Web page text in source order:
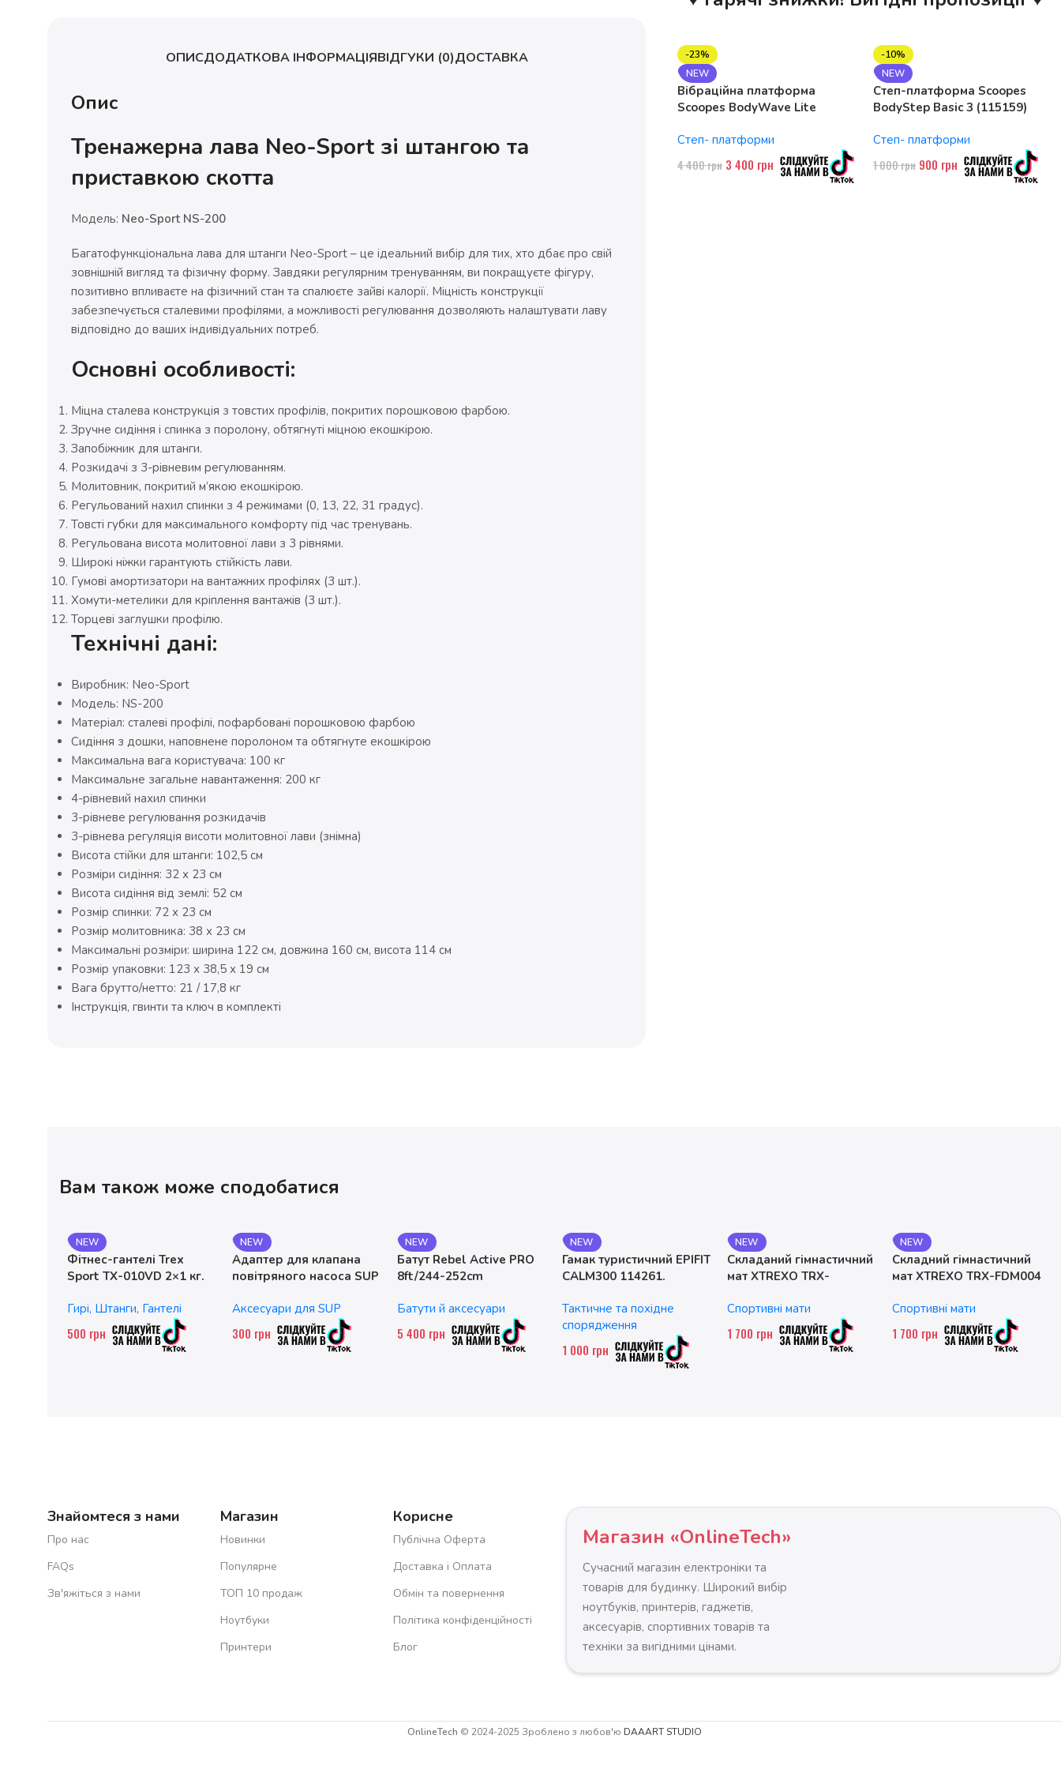
ОПИСДОДАТКОВА ІНФОРМАЦІЯВІДГУКИ (0)ДОСТАВКА
Опис
Тренажерна лава Neo-Sport зі штангою та
приставкою скотта
Модель: Neo-Sport NS-200
Багатофункціональна лава для штанги Neo-Sport – це ідеальний вибір для тих, хто дбає про свій
зовнішній вигляд та фізичну форму. Завдяки регулярним тренуванням, ви покращуєте фігуру,
позитивно впливаєте на фізичний стан та спалюєте зайві калорії. Міцність конструкції
забезпечується сталевими профілями, а можливості регулювання дозволяють налаштувати лаву
відповідно до ваших індивідуальних потреб.
Основні особливості:
Міцна сталева конструкція з товстих профілів, покритих порошковою фарбою.
Зручне сидіння і спинка з поролону, обтягнуті міцною екошкірою.
Запобіжник для штанги.
Розкидачі з 3-рівневим регулюванням.
Молитовник, покритий м’якою екошкірою.
Регульований нахил спинки з 4 режимами (0, 13, 22, 31 градус).
Товсті губки для максимального комфорту під час тренувань.
Регульована висота молитовної лави з 3 рівнями.
Широкі ніжки гарантують стійкість лави.
Гумові амортизатори на вантажних профілях (3 шт.).
Хомути-метелики для кріплення вантажів (3 шт.).
Торцеві заглушки профілю.
Технічні дані:
Виробник: Neo-Sport
Модель: NS-200
Матеріал: сталеві профілі, пофарбовані порошковою фарбою
Сидіння з дошки, наповнене поролоном та обтягнуте екошкірою
Максимальна вага користувача: 100 кг
Максимальне загальне навантаження: 200 кг
4-рівневий нахил спинки
3-рівневе регулювання розкидачів
3-рівнева регуляція висоти молитовної лави (знімна)
Висота стійки для штанги: 102,5 см
Розміри сидіння: 32 х 23 см
Висота сидіння від землі: 52 см
Розмір спинки: 72 х 23 см
Розмір молитовника: 38 х 23 см
Максимальні розміри: ширина 122 см, довжина 160 см, висота 114 см
Розмір упаковки: 123 х 38,5 х 19 см
Вага брутто/нетто: 21 / 17,8 кг
Інструкція, гвинти та ключ в комплекті
-23%
NEW
Вібраційна платформа
Scoopes BodyWave Lite
Степ- платформи
4 400грн 3 400 грн
-10%
NEW
Степ-платформа Scoopes
BodyStep Basic 3 (115159)
рівні
Степ- платформи
1 000грн 900 грн
Вам також може сподобатися
NEW
Фітнес-гантелі Trex
Sport TX-010VD 2×1 кг.
Гирі, Штанги, Гантелі
500 грн
NEW
Адаптер для клапана
повітряного насоса SUP
Аксесуари для SUP
300 грн
NEW
Батут Rebel Active PRO
8ft/244-252cm
Батути й аксесуари
5 400 грн
NEW
Гамак туристичний EPIFIT
CALM300 114261.
Тактичне та похідне
спорядження
1 000 грн
NEW
Складаний гімнастичний
мат XTREXO TRX-
Спортивні мати
1 700 грн
NEW
Складний гімнастичний
мат XTREXO TRX-FDM004
Спортивні мати
1 700 грн
Знайомтеся з нами
Про нас
FAQs
Зв'яжіться з нами
Магазин
Новинки
Популярне
ТОП 10 продаж
Ноутбуки
Принтери
Корисне
Публічна Оферта
Доставка і Оплата
Обмін та повернення
Політика конфіденційності
Блог
Магазин «OnlineTech»
Сучасний магазин електроніки та
товарів для будинку. Широкий вибір
ноутбуків, принтерів, гаджетів,
аксесуарів, спортивних товарів та
техніки за вигідними цінами.
OnlineTech © 2024-2025 Зроблено з любов'ю DAAART STUDIO